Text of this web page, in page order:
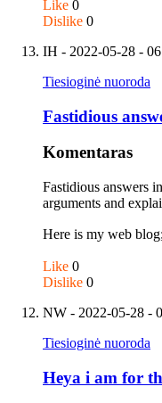
Like 0
Dislike 0
IH - 2022-05-28 -
Tiesioginė nuoroda
Fastidious
Komentaras
Fastidious answers
arguments and
Here is my web blog;
Like 0
Dislike 0
NW - 2022-05-28 -
Tiesioginė nuoroda
Heya i am for